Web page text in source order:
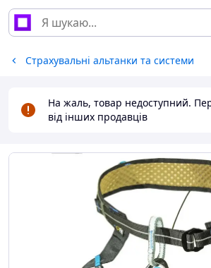
Страхувальні альтанки та системи
На жаль, товар недоступний.
від інших продавців